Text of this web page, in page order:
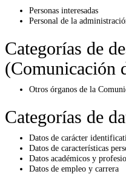
Personas interesadas
Personal de la
Categorías de
(Comunicación
Otros órganos de la
Categorías de
Datos de carácter
Datos de características
Datos académicos y
Datos de empleo y carrera